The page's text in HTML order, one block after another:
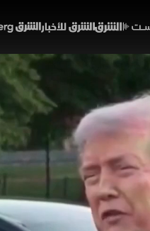
ضد إيران..
غلق "هرمز"
الاجتماع اللبناني
بـ"المؤلمة" بعد خسارة